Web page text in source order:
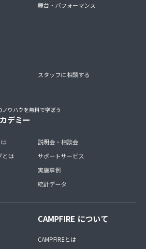
舞台・パフォーマンス
スタッフに相談する
ウハウを無料で学ぼう
デミー
とは
説明会・相談会
サポートサービス
実施事例
統計データ
CAMPFIRE について
CAMPFIREとは